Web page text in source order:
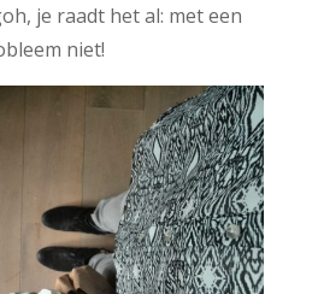
je raadt het al: met een
niet!